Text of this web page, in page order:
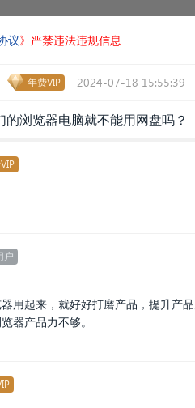
议》严禁违法违规信息
年费VIP 2024-07-18 15:55:39
的浏览器电脑就不能用网盘吗？
户
用起来，就好好打磨产品，提升产
器产品力不够。